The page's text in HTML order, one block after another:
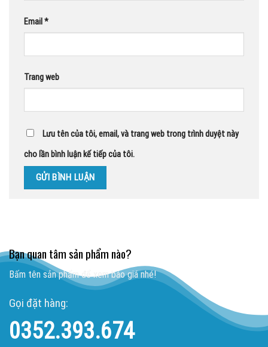
Email *
Trang web
Lưu tên của tôi, email, và trang web trong trình duyệt này
cho lần bình luận kế tiếp của tôi.
Bạn quan tâm sản phẩm nào?
Bấm tên sản phẩm để xem báo giá nhé!
Gọi đặt hàng:
0352.393.674